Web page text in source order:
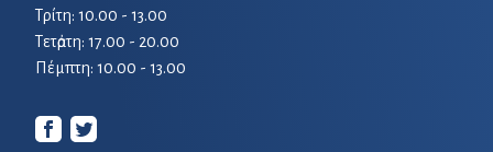
Τρίτη: 10.00 - 13.00
Τετἀρτη: 17.00 - 20.00
Πέμπτη: 10.00 - 13.00